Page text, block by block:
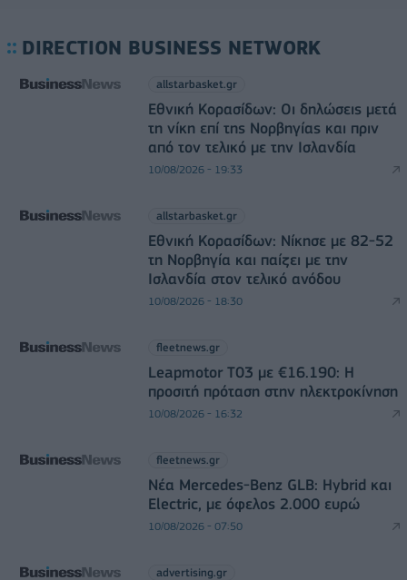
DIRECTION BUSINESS NETWORK
allstarbasket.gr
Εθνική Κορασίδων: Οι δηλώσεις μετά
τη νίκη επί της Νορβηγίας και πριν
από τον τελικό με την Ισλανδία
10/08/2026 - 19:33
allstarbasket.gr
Εθνική Κορασίδων: Νίκησε με 82-52
τη Νορβηγία και παίζει με την
Ισλανδία στον τελικό ανόδου
10/08/2026 - 18:30
fleetnews.gr
Leapmotor T03 με €16.190: Η
προσιτή πρόταση στην ηλεκτροκίνηση
10/08/2026 - 16:32
fleetnews.gr
Νέα Mercedes-Benz GLB: Hybrid και
Electric, με όφελος 2.000 ευρώ
10/08/2026 - 07:50
advertising.gr